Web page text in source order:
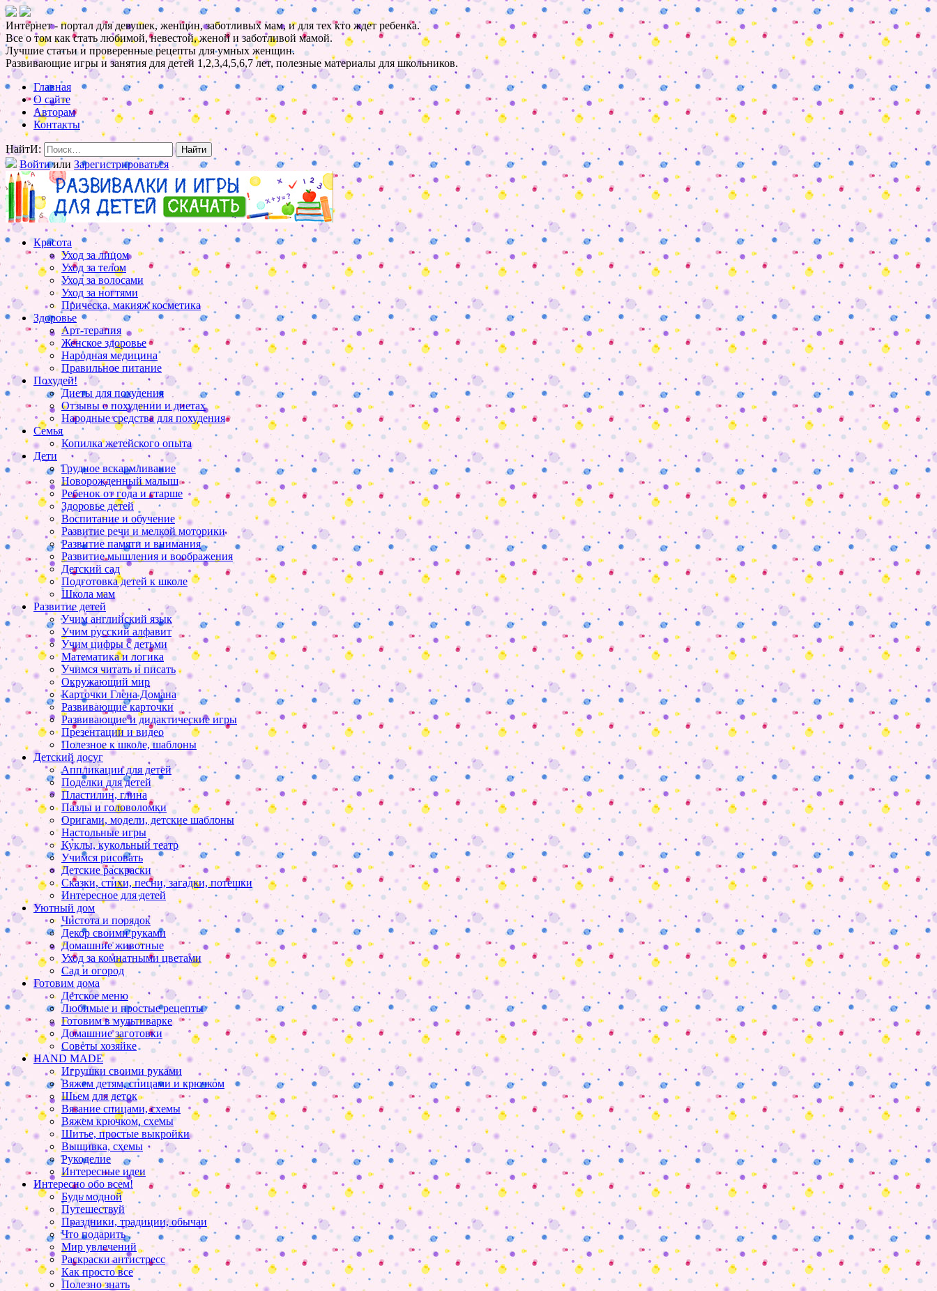
Интернет - портал для девушек, женщин, заботливых мам, и для тех кто ждет ребенка.
Все о том как стать любимой, невестой, женой и заботливой мамой.
Лучшие статьи и проверенные рецепты для умных женщин.
Развивающие игры и занятия для детей 1,2,3,4,5,6,7 лет, полезные материалы для школьников.
Главная
О сайте
Авторам
Контакты
НайтИ:
Войтиили Зарегистрироваться
Красота
Уход за лицом
Уход за телом
Уход за волосами
Уход за ногтями
Прическа, макияж косметика
Здоровье
Арт-терапия
Женское здоровье
Народная медицина
Правильное питание
Похудей!
Диеты для похудения
Отзывы о похудении и диетах
Народные средства для похудения
Семья
Копилка жетейского опыта
Дети
Грудное вскармливание
Новорожденный малыш
Ребенок от года и старше
Здоровье детей
Воспитание и обучение
Развитие речи и мелкой моторики
Развитие памяти и внимания
Развитие мышления и воображения
Детский сад
Подготовка детей к школе
Школа мам
Развитие детей
Учим английский язык
Учим русский алфавит
Учим цифры с детьми
Математика и логика
Учимся читать и писать
Окружающий мир
Карточки Глена Домана
Развивающие карточки
Развивающие и дидактические игры
Презентации и видео
Полезное к школе, шаблоны
Детский досуг
Аппликации для детей
Поделки для детей
Пластилин, глина
Пазлы и головоломки
Оригами, модели, детские шаблоны
Настольные игры
Куклы, кукольный театр
Учимся рисовать
Детские раскраски
Сказки, стихи, песни, загадки, потешки
Интересное для детей
Уютный дом
Чистота и порядок
Декор своими руками
Домашние животные
Уход за комнатными цветами
Сад и огород
Готовим дома
Детское меню
Любимые и простые рецепты
Готовим в мультиварке
Домашние заготовки
Советы хозяйке
HAND MADE
Игрушки своими руками
Вяжем детям, спицами и крючком
Шьем для деток
Вязание спицами, схемы
Вяжем крючком, схемы
Шитье, простые выкройки
Вышивка, схемы
Рукоделие
Интересные идеи
Интересно обо всем!
Будь модной
Путешествуй
Праздники, традиции, обычаи
Что подарить
Мир увлечений
Раскраски антистресс
Как просто все
Полезно знать